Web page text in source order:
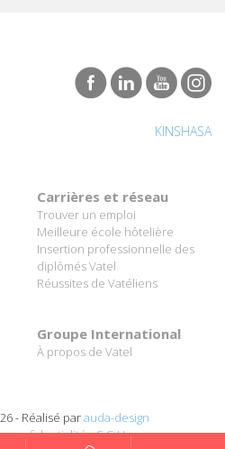
KINSHASA
Carrières et réseau
Trouver un emploi
Meilleure école hôtelière
Insertion professionnelle des
diplômés Vatel
Réussites de Vatéliens
Groupe International
À propos de Vatel
- Réalisé parauda-design
confidentialité-C.G.U.